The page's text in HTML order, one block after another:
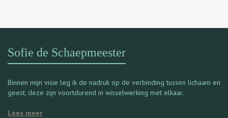
Sofie de Schaepmeester
Binnen mijn visie leg ik de nadruk op de verbinding tussen lichaam en
geest, deze zijn voortdurend in wisselwerking met elkaar.
Lees meer